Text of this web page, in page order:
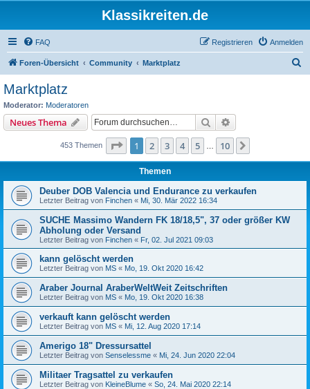
Klassikreiten.de
FAQ Anmelden
Registrieren
Foren-Übersicht Community Marktplatz
Marktplatz
Moderator: Moderatoren
Neues Thema Suche
453 Themen Seite 1von 10
1 2 3 4 5 10
Themen
Deuber DOB Valencia und Endurance zu verkaufen
Letzter Beitrag von Finchen « Mi, 30. Mär 2022 16:34
SUCHE Massimo Wandern FK 18/18,5", 37 oder größer KW
Abholung oder Versand
Letzter Beitrag von Finchen « Fr, 02. Jul 2021 09:03
kann gelöscht werden
Letzter Beitrag von MS « Mo, 19. Okt 2020 16:42
Araber Journal AraberWeltWeit Zeitschriften
Letzter Beitrag von MS « Mo, 19. Okt 2020 16:38
verkauft kann gelöscht werden
Letzter Beitrag von MS « Mi, 12. Aug 2020 17:14
Amerigo 18" Dressursattel
Letzter Beitrag von Senselessme « Mi, 24. Jun 2020 22:04
Militaer Tragsattel zu verkaufen
Letzter Beitrag von KleineBlume « So, 24. Mai 2020 22:14